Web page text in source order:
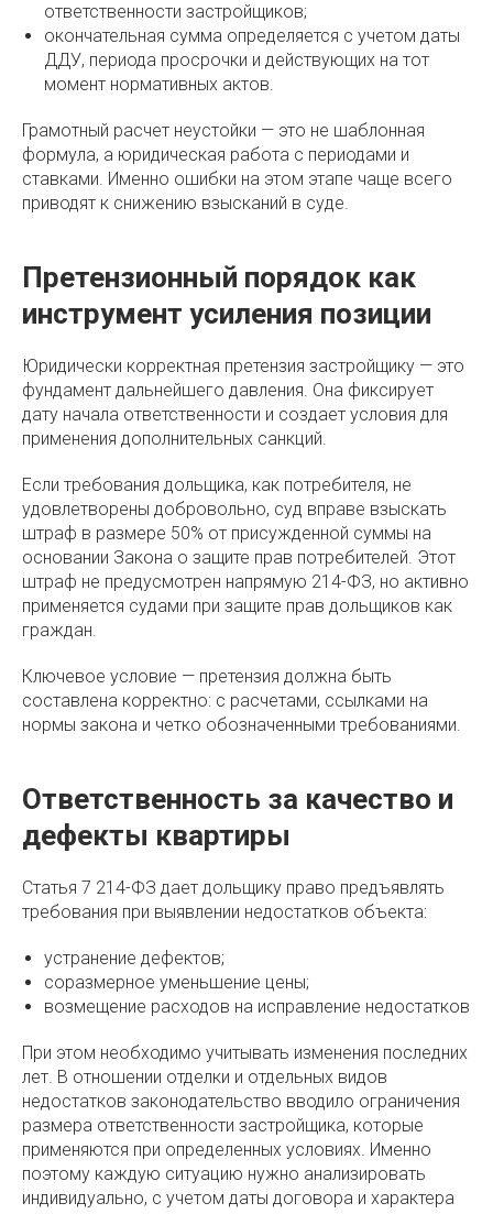
ответственности застройщиков;
окончательная сумма определяется с учетом даты
ДДУ, периода просрочки и действующих на тот
момент нормативных актов.
Грамотный расчет неустойки — это не шаблонная
формула, а юридическая работа с периодами и
ставками. Именно ошибки на этом этапе чаще всего
приводят к снижению взысканий в суде.
Претензионный порядок как
инструмент усиления позиции
Юридически корректная претензия застройщику — это
фундамент дальнейшего давления. Она фиксирует
дату начала ответственности и создает условия для
применения дополнительных санкций.
Если требования дольщика, как потребителя, не
удовлетворены добровольно, суд вправе взыскать
штраф в размере 50% от присужденной суммы на
основании Закона о защите прав потребителей. Этот
штраф не предусмотрен напрямую 214-ФЗ, но активно
применяется судами при защите прав дольщиков как
граждан.
Ключевое условие — претензия должна быть
составлена корректно: с расчетами, ссылками на
нормы закона и четко обозначенными требованиями.
Ответственность за качество и
дефекты квартиры
Статья 7 214-ФЗ дает дольщику право предъявлять
требования при выявлении недостатков объекта:
устранение дефектов;
соразмерное уменьшение цены;
возмещение расходов на исправление недостатков
При этом необходимо учитывать изменения последних
лет. В отношении отделки и отдельных видов
недостатков законодательство вводило ограничения
размера ответственности застройщика, которые
применяются при определенных условиях. Именно
поэтому каждую ситуацию нужно анализировать
индивидуально, с учетом даты договора и характера